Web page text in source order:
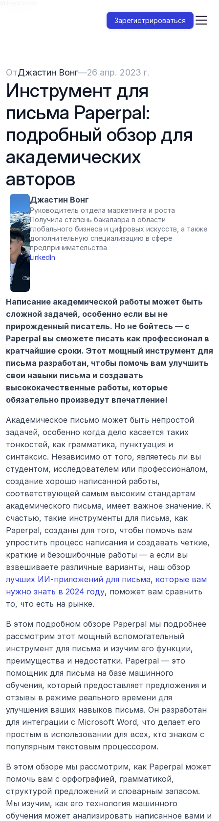
Зарегистрироваться
ОтДжастин Вонг—26 апр. 2023 г.
Инструмент для
письма Paperpal:
подробный обзор для
академических
авторов
Джастин Вонг
Руководитель отдела маркетинга и роста
Получила степень бакалавра в области
глобального бизнеса и цифровых искусств, а также
дополнительную специализацию в сфере
предпринимательства
LinkedIn
Написание академической работы может быть
сложной задачей, особенно если вы не
прирожденный писатель. Но не бойтесь — с
Paperpal вы сможете писать как профессионал в
кратчайшие сроки. Этот мощный инструмент для
письма разработан, чтобы помочь вам улучшить
свои навыки письма и создавать
высококачественные работы, которые
обязательно произведут впечатление!
Академическое письмо может быть непростой
задачей, особенно когда дело касается таких
тонкостей, как грамматика, пунктуация и
синтаксис. Независимо от того, являетесь ли вы
студентом, исследователем или профессионалом,
создание хорошо написанной работы,
соответствующей самым высоким стандартам
академического письма, имеет важное значение. К
счастью, такие инструменты для письма, как
Paperpal, созданы для того, чтобы помочь вам
упростить процесс написания и создавать четкие,
краткие и безошибочные работы — а если вы
лучших ИИ-приложений для письма, которые вам
нужно знать в 2024 году, поможет вам сравнить
то, что есть на рынке.
В этом подробном обзоре Paperpal мы подробнее
рассмотрим этот мощный вспомогательный
инструмент для письма и изучим его функции,
преимущества и недостатки. Paperpal — это
помощник для письма на базе машинного
обучения, который предоставляет предложения и
отзывы в режиме реального времени для
улучшения ваших навыков письма. Он разработан
для интеграции с Microsoft Word, что делает его
простым в использовании для всех, кто знаком с
популярным текстовым процессором.
В этом обзоре мы рассмотрим, как Paperpal может
помочь вам с орфографией, грамматикой,
структурой предложений и словарным запасом.
Мы изучим, как его технология машинного
обучения может анализировать написанное вами и